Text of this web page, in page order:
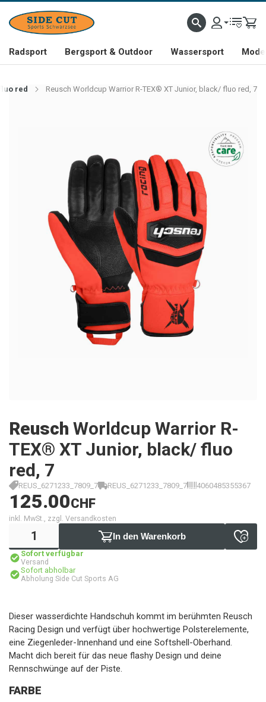
Radsport Bergsport & Outdoor Wassersport
red Reusch Worldcup Warrior R-TEX® XT Junior, black/ fluo red, 7
Reusch Worldcup Warrior R-
TEX® XT Junior, black/ fluo
red, 7
REUS_6271233_7809_7 REUS_6271233_7809_7 4060485355367
125.00CHF
inkl. MwSt., zzgl. Versandkosten
In den Warenkorb
Sofort verfügbar
Versand
Sofort abholbar
Abholung Side Cut Sports AG
Dieser wasserdichte Handschuh kommt im berühmten Reusch
Racing Design und verfügt über hochwertige Polsterelemente,
eine Ziegenleder-Innenhand und eine Softshell-Oberhand.
Macht dich bereit für das neue flashy Design und deine
Rennschwünge auf der Piste.
FARBE